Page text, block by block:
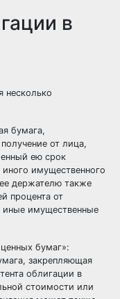
в
несколько
бумага,
от лица,
ею срок
имущественного
держателю также
процента от
иные имущественные
бумаг»:
закрепляющая
облигации в
стоимости или